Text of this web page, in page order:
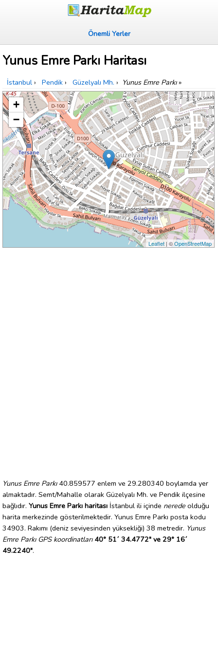
Önemli Yerler
Yunus Emre Parkı Haritası
İstanbul › Pendik › Güzelyalı Mh. › Yunus Emre Parkı»
+
−
Leaflet| ©OpenStreetMap
Yunus Emre Parkı40.859577 enlem ve 29.280340 boylamda yer
almaktadır. Semt/Mahalle olarak Güzelyalı Mh. ve Pendik ilçesine
bağlıdır. Yunus Emre Parkı haritası İstanbul ili içinde nerede olduğu
harita merkezinde gösterilmektedir. Yunus Emre Parkı posta kodu
34903. Rakımı (deniz seviyesinden yüksekliği) 38 metredir. Yunus
Emre Parkı GPS koordinatları 40° 51´ 34.4772" ve 29° 16´
49.2240".